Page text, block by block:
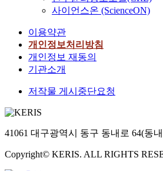
사이언스온 (ScienceON)
이용약관
개인정보처리방침
개인정보 재동의
기관소개
저작물 게시중단요청
41061 대구광역시 동구 동내로 64(동
Copyright© KERIS. ALL RIGHTS